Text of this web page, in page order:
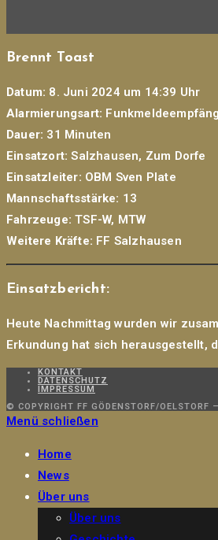
Brennt Toast
Datum: 8. Juni 2024 um 14:39 Uhr
Alarmierungsart:
Dauer: 31 Minuten
Einsatzort: Salzhausen, Zum Dorfe
Einsatzleiter: OBM Sven Plate
Mannschaftsstärke: 13
Fahrzeuge: TSF-W, MTW
Weitere Kräfte: FF Salzhausen
Einsatzbericht:
Heute Nachmittag wurden wir
Erkundung hat sich herausgestellt,
KONTAKT
DATENSCHUTZ
IMPRESSUM
© COPYRIGHT FF GÖDENSTORF/OELSTORF
Menü schließen
Home
News
Über uns
Über uns